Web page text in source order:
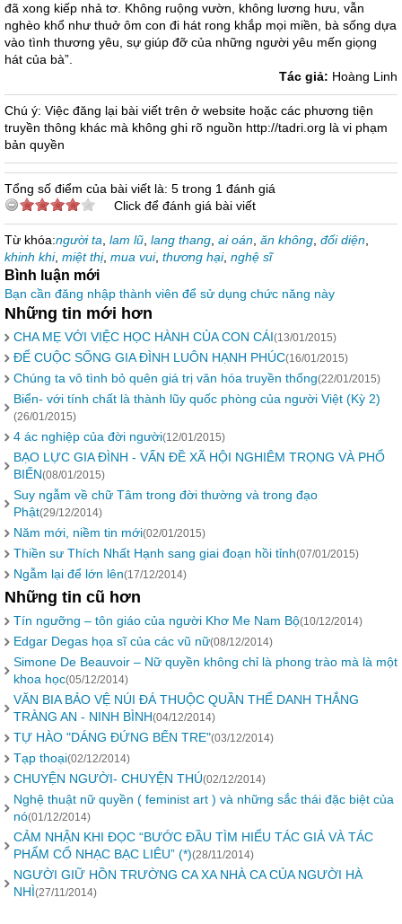
đã xong kiếp nhả tơ. Không ruộng vườn, không lương hưu, vẫn
nghèo khổ như thuở ôm con đi hát rong khắp mọi miền, bà sống dựa
vào tình thương yêu, sự giúp đỡ của những người yêu mến giọng
hát của bà”.
Tác giả: Hoàng Linh
Chú ý: Việc đăng lại bài viết trên ở website hoặc các phương tiện
truyền thông khác mà không ghi rõ nguồn http://tadri.org là vi phạm
bản quyền
Tổng số điểm của bài viết là: 5 trong 1 đánh giá
Click để đánh giá bài viết
Từ khóa:người ta lam lũ lang thang ai oán ăn không đối diện
khinh khi, miệt thị, mua vui, thương hại, nghệ sĩ
Bình luận mới
Bạn cần đăng nhập thành viên để sử dụng chức năng này
Những tin mới hơn
CHA MẸ VỚI VIỆC HỌC HÀNH CỦA CON CÁI(13/01/2015)
ĐỂ CUỘC SỐNG GIA ĐÌNH LUÔN HẠNH PHÚC(16/01/2015)
Chúng ta vô tình bỏ quên giá trị văn hóa truyền thống(22/01/2015)
Biển- với tính chất là thành lũy quốc phòng của người Việt (Kỳ 2)
(26/01/2015)
4 ác nghiệp của đời người(12/01/2015)
BẠO LỰC GIA ĐÌNH - VẤN ĐỀ XÃ HỘI NGHIÊM TRỌNG VÀ PHỔ
BIẾN(08/01/2015)
Suy ngẫm về chữ Tâm trong đời thường và trong đạo
Phật(29/12/2014)
Năm mới, niềm tin mới(02/01/2015)
Thiền sư Thích Nhất Hạnh sang giai đoạn hồi tỉnh(07/01/2015)
Ngẫm lại để lớn lên(17/12/2014)
Những tin cũ hơn
Tín ngưỡng – tôn giáo của người Khơ Me Nam Bộ(10/12/2014)
Edgar Degas họa sĩ của các vũ nữ(08/12/2014)
Simone De Beauvoir – Nữ quyền không chỉ là phong trào mà là một
khoa học(05/12/2014)
VĂN BIA BẢO VỆ NÚI ĐÁ THUỘC QUẦN THỂ DANH THẮNG
TRÀNG AN - NINH BÌNH(04/12/2014)
TỰ HÀO "DÁNG ĐỨNG BẾN TRE"(03/12/2014)
Tạp thoại(02/12/2014)
CHUYỆN NGƯỜI- CHUYỆN THÚ(02/12/2014)
Nghệ thuật nữ quyền ( feminist art ) và những sắc thái đặc biệt của
nó(01/12/2014)
CẢM NHẬN KHI ĐỌC “BƯỚC ĐẦU TÌM HIỂU TÁC GIẢ VÀ TÁC
PHẨM CỔ NHẠC BẠC LIÊU” (*)(28/11/2014)
NGƯỜI GIỮ HỒN TRƯỜNG CA XA NHÀ CA CỦA NGƯỜI HÀ
NHÌ(27/11/2014)